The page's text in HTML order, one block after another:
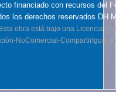
financiado con recursos del
los derechos reservados DH
Esta obra está bajo una Licencia
NoComercial-CompartirIgual